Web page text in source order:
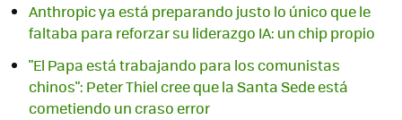
Anthropic ya está preparando justo lo único que le
faltaba para reforzar su liderazgo IA: un chip propio
"El Papa está trabajando para los comunistas
chinos": Peter Thiel cree que la Santa Sede está
cometiendo un craso error